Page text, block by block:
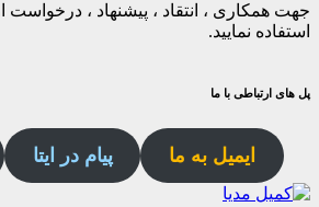
جهت همکاری ، انتقاد ، پیشنهاد ، درخواست
استفاده نمایید.
پل های ارتباطی با ما
ایمیل به ما پیام در ایتا